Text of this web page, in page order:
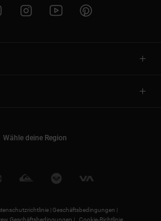
Wähle deine Region
|Geschäftsbedingungen |
Geschäftsbedingungen | Cookie-Richtlinie